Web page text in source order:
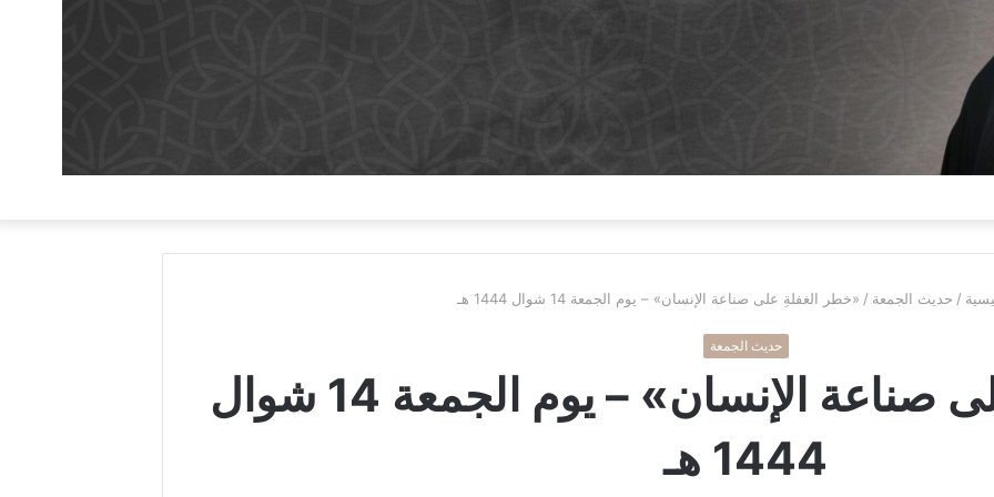
/ حديث الجمعة / «خطر الغفلةِ على صناعة الإنسان» – يوم الجمعة 14 شوال 1444 هـ
حديث الجمعة
«خطر الغفلةِ على صناعة الإنسان» – يوم الجمعة 14 شوال
1444 هـ